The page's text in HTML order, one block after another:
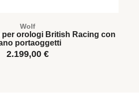
Wolf
orologi British Racing con
portaoggetti
2.199,00 €